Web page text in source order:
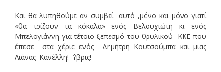
Και θα λυπηθούμε αν συμβεί αυτό ,μόνο και μόνο γιατί
«θα τρίζουν τα κόκαλα» ενός Βελουχιώτη κι ενός
Μπελογιάννη για τέτοιο ξεπεσμό του θρυλικού ΚΚΕ που
έπεσε στα χέρια ενός Δημήτρη Κουτσούμπα και μιας
Λιάνας Κανέλλη! ΄Υβρις!